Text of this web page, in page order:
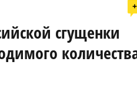
+
сгущенки